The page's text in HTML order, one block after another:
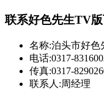
联系好色先生TV
名称:泊头市好色
电话:0317-
传真:0317-
联系人:周经理